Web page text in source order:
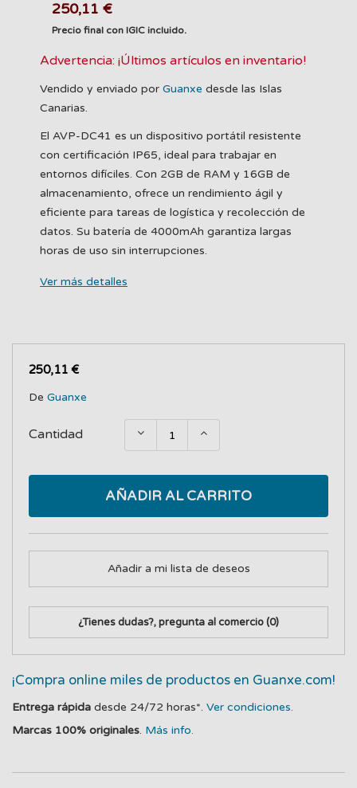
250,11 €
Precio final con IGIC incluido.
Advertencia: ¡Últimos artículos en inventario!
Vendido y enviado por Guanxe desde las Islas
Canarias.
El AVP-DC41 es un dispositivo portátil resistente
con certificación IP65, ideal para trabajar en
entornos difíciles. Con 2GB de RAM y 16GB de
almacenamiento, ofrece un rendimiento ágil y
eficiente para tareas de logística y recolección de
datos. Su batería de 4000mAh garantiza largas
horas de uso sin interrupciones.
Ver más detalles
250,11 €
De Guanxe
Cantidad
AÑADIR AL CARRITO
Añadir a mi lista de deseos
¿Tienes dudas?, pregunta al comercio(0)
¡Compra online miles de productos en Guanxe.com!
Entrega rápida desde 24/72 horas*. Ver condiciones.
Marcas 100% originales. Más info.